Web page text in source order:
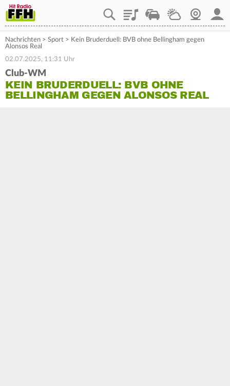
PlaylistStaupilotWetterWebcam
Nachrichten > Sport > Kein Bruderduell: BVB ohne Bellingham gegen
Alonsos Real
02.07.2025, 11:31 Uhr
Club-WM
KEIN BRUDERDUELL: BVB OHNE
BELLINGHAM GEGEN ALONSOS REAL